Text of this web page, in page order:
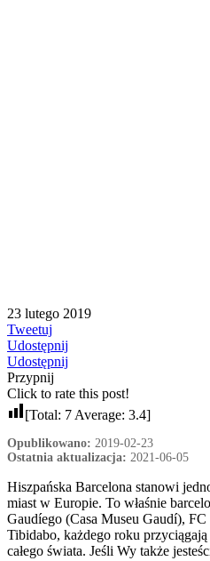
23 lutego 2019
Tweetuj
Udostępnij
Udostępnij
Przypnij
Click to rate this post!
[Total: 7Average: 3.4]
Opublikowano: 2019-02-23
Ostatnia aktualizacja: 2021-06-05
Hiszpańska Barcelona stanowi
miast w Europie. To właśnie
Gaudíego (Casa Museu Gaudí),
Tibidabo, każdego roku
całego świata. Jeśli Wy także